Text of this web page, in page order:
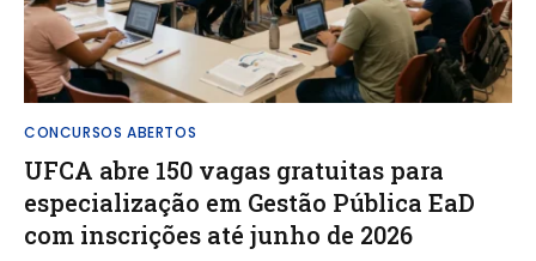
CONCURSOS ABERTOS
UFCA abre 150 vagas gratuitas para
especialização em Gestão Pública EaD
com inscrições até junho de 2026